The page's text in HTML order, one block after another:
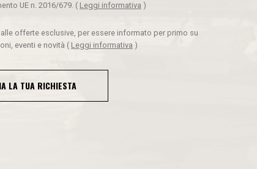
UE n. 2016/679. ( Leggi informativa )
offerte esclusive, per essere informato per primo su
eventi e novità ( Leggi informativa )
LA TUA RICHIESTA